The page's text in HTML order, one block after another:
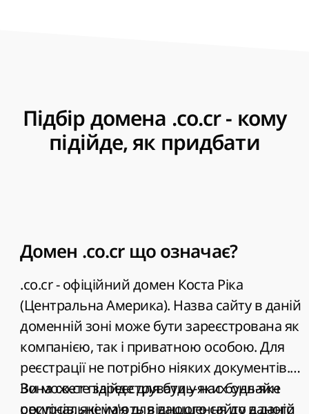
Підбір домена .co.cr - кому
підійде, як придбати
Домен .co.cr що означає?
.co.cr- офіційний домен Коста Ріка
(Центральна Америка). Назва сайту в даній
доменній зоні може бути зареєстрована як
компанією, так і приватною особою. Для
реєстрації не потрібно ніяких документів.
Зона co.cr підійде для будь-яких онлайн
ресурсів, які мають відношення до даного
Ви можете зареєструвати у нас будь-яке
оригінальне ім'я для вашого сайту в даній